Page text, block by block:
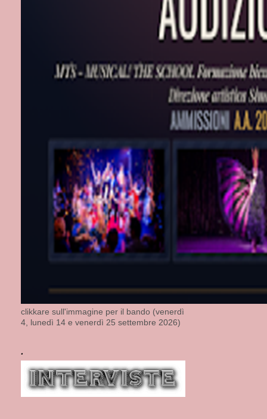
clikkare sull'immagine per il bando (venerdì
4, lunedì 14 e venerdì 25 settembre 2026)
.